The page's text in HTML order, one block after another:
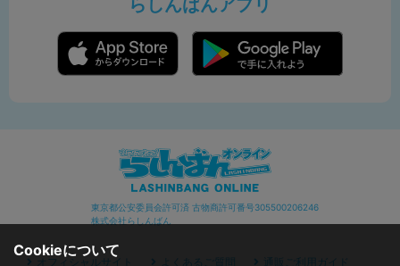
らしんばんアプリ
東京都公安委員会許可済 古物商許可番号305500206246
株式会社らしんばん
オフィシャルサイト よくあるご質問 通販ご利用ガイド
Cookieについて